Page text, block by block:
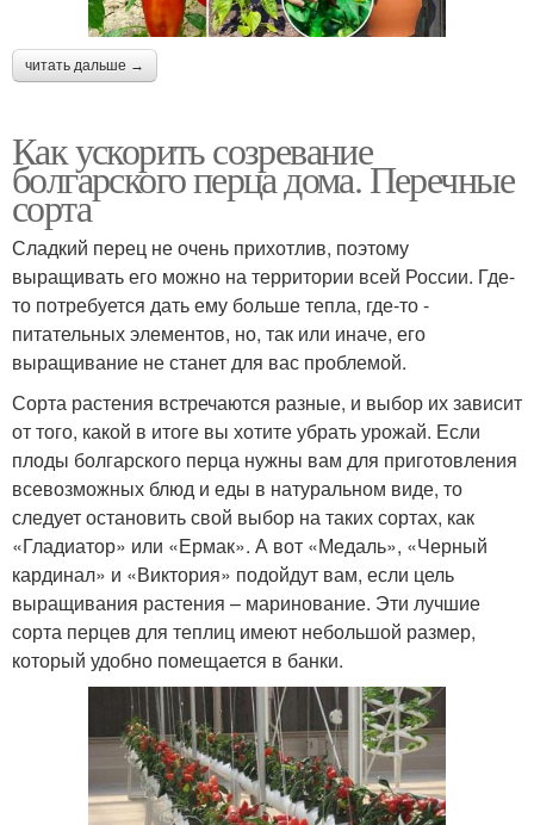
читать дальше →
Как ускорить созревание
болгарского перца дома. Перечные
сорта
Сладкий перец не очень прихотлив, поэтому
выращивать его можно на территории всей России. Где-
то потребуется дать ему больше тепла, где-то -
питательных элементов, но, так или иначе, его
выращивание не станет для вас проблемой.
Сорта растения встречаются разные, и выбор их зависит
от того, какой в итоге вы хотите убрать урожай. Если
плоды болгарского перца нужны вам для приготовления
всевозможных блюд и еды в натуральном виде, то
следует остановить свой выбор на таких сортах, как
«Гладиатор» или «Ермак». А вот «Медаль», «Черный
кардинал» и «Виктория» подойдут вам, если цель
выращивания растения – маринование. Эти лучшие
сорта перцев для теплиц имеют небольшой размер,
который удобно помещается в банки.